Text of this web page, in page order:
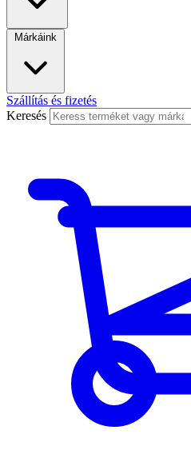
Márkáink
Szállítás és fizetés
Keresés